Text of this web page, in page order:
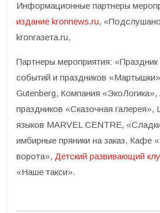
Информационные партнеры
издание kronnews.ru,
kronгазета.ru,
Партнеры мероприятия:
событий и праздников
Gutenberg, Компания «ЭкоЛогика»,
праздников «Сказочная галерея»,
языков MARVEL CENTRE,
имбирные пряники на заказ, Кафе
ворота», Детский развивающий
«Наше такси».